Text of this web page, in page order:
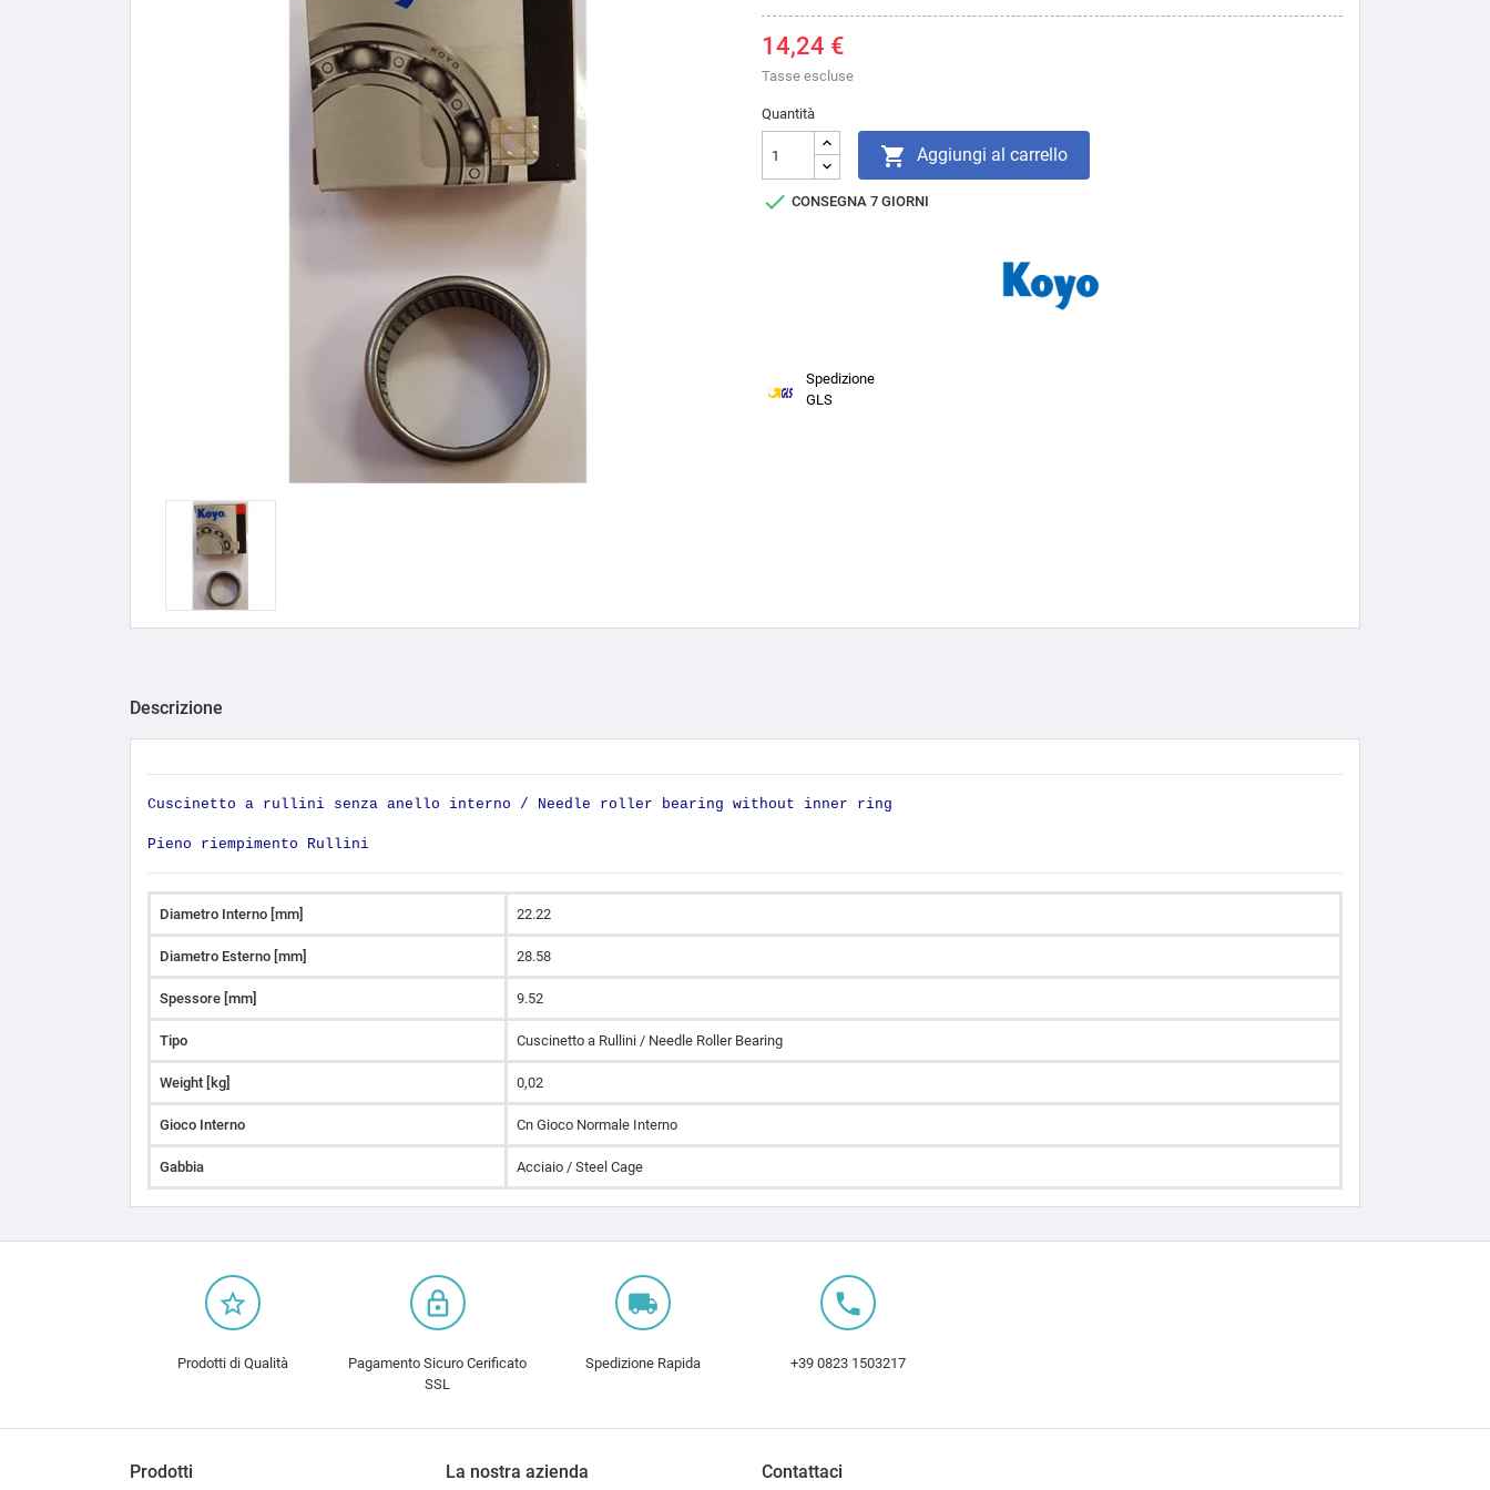
14,24 €
Tasse escluse
Quantità
 Aggiungi al carrello
 CONSEGNA 7 GIORNI
Spedizione
GLS
Descrizione
Cuscinetto a rullini senza anello interno / Needle roller bearing without inner ring
Pieno riempimento Rullini
Diametro Interno [mm] 22.22
Diametro Esterno [mm] 28.58
Spessore [mm] 9.52
Tipo Cuscinetto a Rullini / Needle Roller Bearing
Weight [kg] 0,02
Gioco Interno Cn Gioco Normale Interno
Gabbia Acciaio / Steel Cage
star_border
Prodotti di Qualità
lock_outline
Pagamento Sicuro Cerificato
SSL
local_shipping
Spedizione Rapida
local_phone
+39 0823 1503217
Prodotti La nostra azienda Contattaci